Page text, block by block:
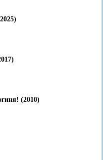
(2010)